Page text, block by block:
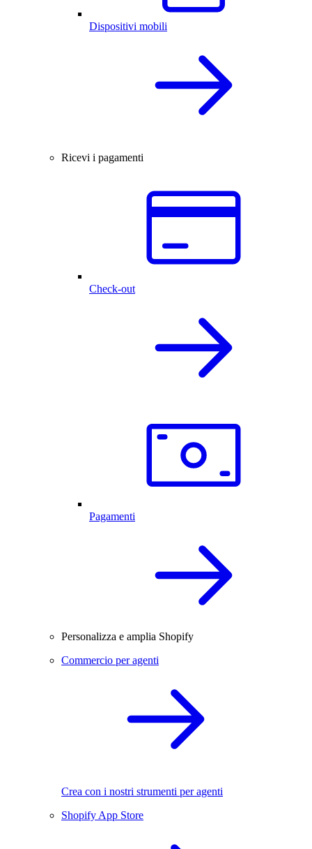
Dispositivi mobili
Ricevi i pagamenti
Check-out
Pagamenti
Personalizza e amplia Shopify
Commercio per agenti
Crea con i nostri strumenti per agenti
Shopify App Store